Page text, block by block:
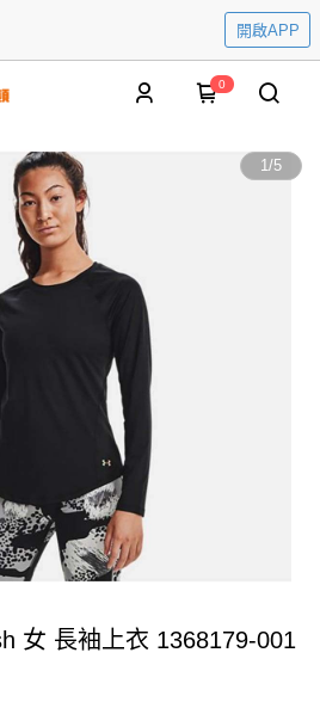
開啟APP
0
1/5
女 長袖上衣 1368179-001